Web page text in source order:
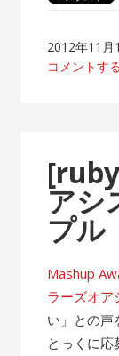
2012年11月
コメントする
アシ
プル
Mashup
ラーズオア
い」との声
とっくに応